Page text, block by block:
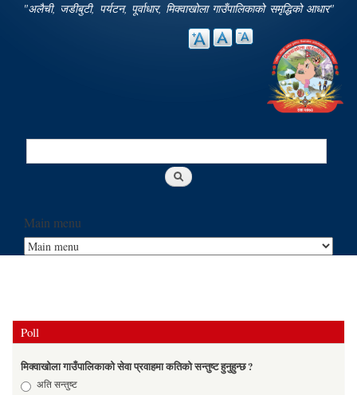
"अलैची, जडीबुटी, पर्यटन, पूर्वाधार, मिक्वाखोला गाउँपालिकाको समृद्धिको आधार"
Search
Main menu
Poll
मिक्वाखोला गाउँपालिकाको सेवा प्रवाहमा कतिको सन्तुष्ट हुनुहुन्छ ?
Choicesअति सन्तुष्ट